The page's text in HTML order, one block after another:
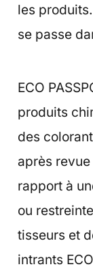
les
se passe
ECO
produits
des
après
rapport à
ou
tisseurs et
intrants